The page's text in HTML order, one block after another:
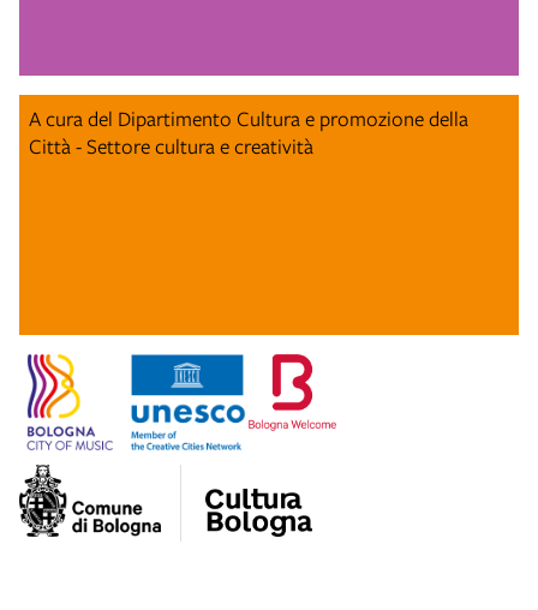
A cura del Dipartimento Cultura e promozione della
Città - Settore cultura e creatività